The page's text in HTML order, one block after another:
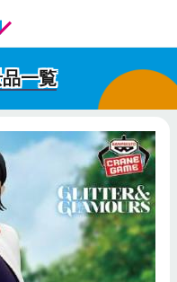
一覧